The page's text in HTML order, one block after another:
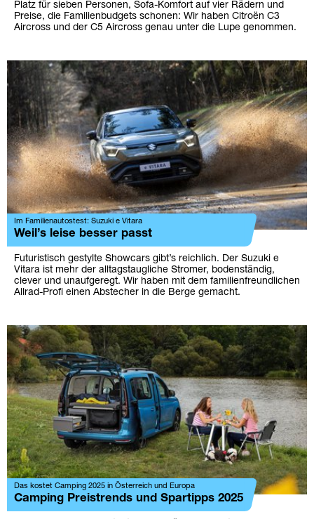
Platz für sieben Personen, Sofa-Komfort auf vier Rädern und
Preise, die Familienbudgets schonen: Wir haben Citroën C3
Aircross und der C5 Aircross genau unter die Lupe genommen.
Im Familienautostest: Suzuki e Vitara
Weil’s leise besser passt
Futuristisch gestylte Showcars gibt’s reichlich. Der Suzuki e
Vitara ist mehr der alltagstaugliche Stromer, bodenständig,
clever und unaufgeregt. Wir haben mit dem familienfreundlichen
Allrad-Profi einen Abstecher in die Berge gemacht.
Das kostet Camping 2025 in Österreich und Europa
Camping Preistrends und Spartipps 2025